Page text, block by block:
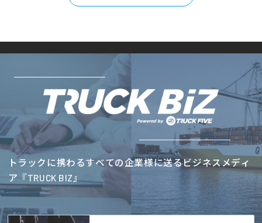
トラックに携わるすべての企業様に送るビジネスメディ
ア『TRUCK BIZ』